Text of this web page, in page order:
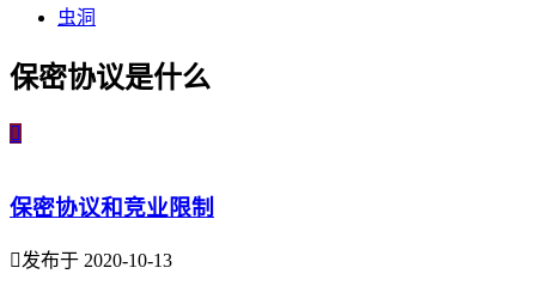
虫洞
保密协议是什么

保密协议和竞业限制
发布于 2020-10-13